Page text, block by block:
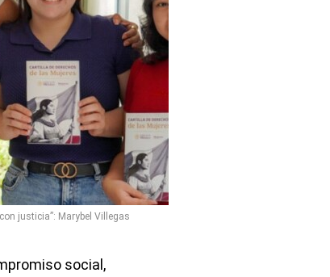
justicia”: Marybel Villegas
social,